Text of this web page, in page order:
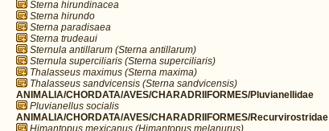
Sterna hirundinacea
Sterna hirundo
Sterna paradisaea
Sterna trudeaui
Sternula antillarum (Sterna antillarum)
Sternula superciliaris (Sterna superciliaris)
Thalasseus maximus (Sterna maxima)
Thalasseus sandvicensis (Sterna sandvicensis)
ANIMALIA/CHORDATA/AVES/CHARADRIIFORMES/Pluvianellidae
Pluvianellus socialis
ANIMALIA/CHORDATA/AVES/CHARADRIIFORMES/Recurvirostridae
Himantopus mexicanus (Himantopus melanurus)